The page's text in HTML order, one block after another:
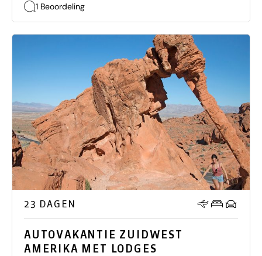
1 Beoordeling
23 DAGEN
AUTOVAKANTIE ZUIDWEST
AMERIKA MET LODGES